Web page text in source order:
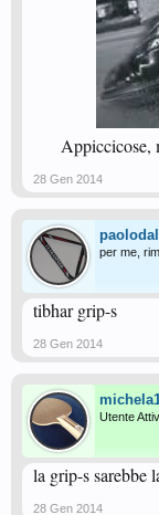
Appiccicose,
28 Gen 2014
per me,
tibhar grip-s
28 Gen 2014
Utente
la grip-s sarebbe
28 Gen 2014